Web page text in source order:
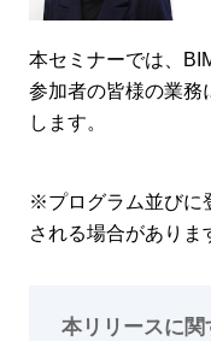
本セミナーでは、
参加者の皆様の業務
します。
※プログラム並びに
される場合がありま
本リリースに